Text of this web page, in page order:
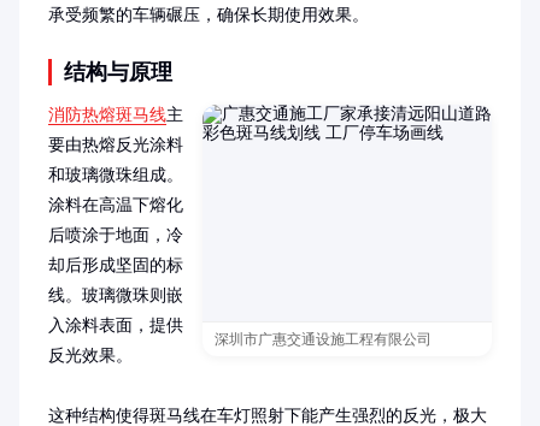
承受频繁的车辆碾压，确保长期使用效果。
结构与原理
深圳市广惠交通设施工程有限公司
消防热熔斑马线主
要由热熔反光涂料
和玻璃微珠组成。
涂料在高温下熔化
后喷涂于地面，冷
却后形成坚固的标
线。玻璃微珠则嵌
入涂料表面，提供
反光效果。
这种结构使得斑马线在车灯照射下能产生强烈的反光，极大